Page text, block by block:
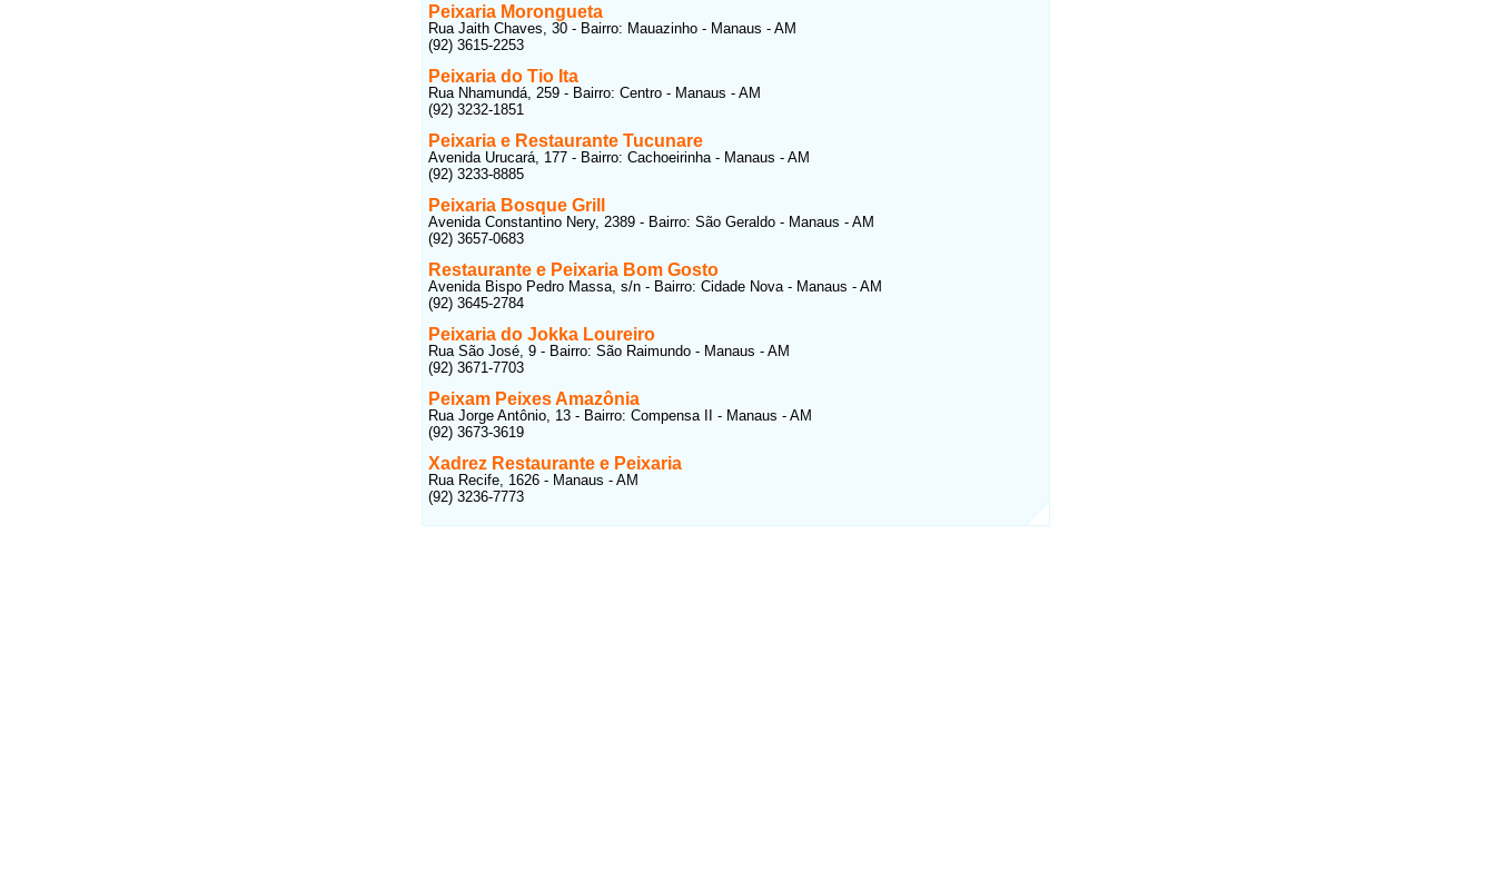
Peixaria Morongueta
Rua Jaith Chaves, 30 - Bairro: Mauazinho - Manaus - AM
(92) 3615-2253
Peixaria do Tio Ita
Rua Nhamundá, 259 - Bairro: Centro - Manaus - AM
(92) 3232-1851
Peixaria e Restaurante Tucunare
Avenida Urucará, 177 - Bairro: Cachoeirinha - Manaus - AM
(92) 3233-8885
Peixaria Bosque Grill
Avenida Constantino Nery, 2389 - Bairro: São Geraldo - Manaus - AM
(92) 3657-0683
Restaurante e Peixaria Bom Gosto
Avenida Bispo Pedro Massa, s/n - Bairro: Cidade Nova - Manaus - AM
(92) 3645-2784
Peixaria do Jokka Loureiro
Rua São José, 9 - Bairro: São Raimundo - Manaus - AM
(92) 3671-7703
Peixam Peixes Amazônia
Rua Jorge Antônio, 13 - Bairro: Compensa II - Manaus - AM
(92) 3673-3619
Xadrez Restaurante e Peixaria
Rua Recife, 1626 - Manaus - AM
(92) 3236-7773